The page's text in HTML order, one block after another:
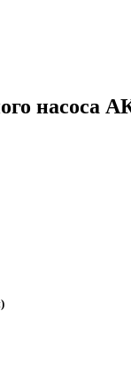
насоса